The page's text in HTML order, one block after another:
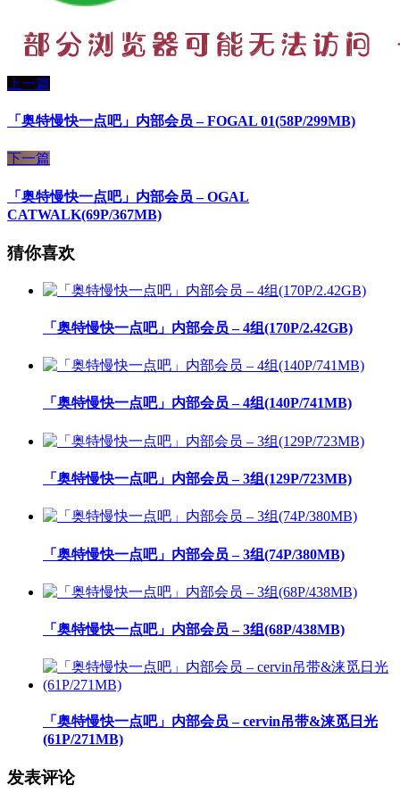
上一篇
「奥特慢快一点吧」内部会员 – FOGAL 01(58P/299MB)
下一篇
「奥特慢快一点吧」内部会员 – OGAL
CATWALK(69P/367MB)
猜你喜欢
「奥特慢快一点吧」内部会员 – 4组(170P/2.42GB)
「奥特慢快一点吧」内部会员 – 4组(140P/741MB)
「奥特慢快一点吧」内部会员 – 3组(129P/723MB)
「奥特慢快一点吧」内部会员 – 3组(74P/380MB)
「奥特慢快一点吧」内部会员 – 3组(68P/438MB)
「奥特慢快一点吧」内部会员 – cervin吊带&涞觅日光
(61P/271MB)
发表评论